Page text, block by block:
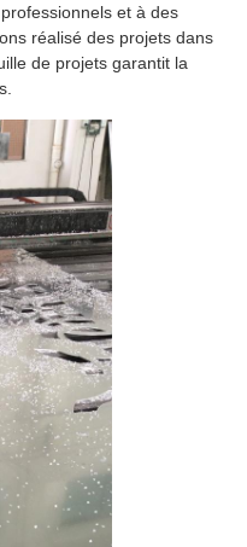
et à des
réalisé des projets dans
de projets garantit la